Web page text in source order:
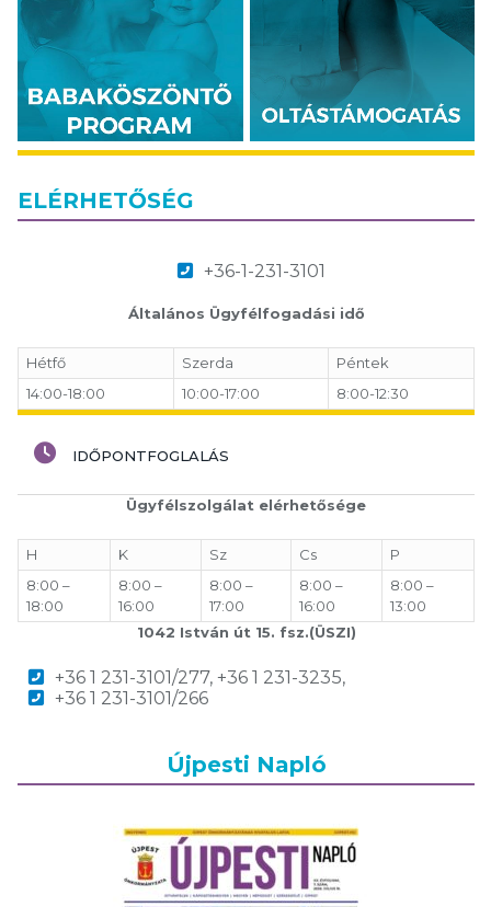
ELÉRHETŐSÉG
+36-1-231-3101
Általános Ügyfélfogadási idő
Hétfő Szerda
Péntek
14:00-18:00
10:00-17:00 8:00-12:30
IDŐPONTFOGLALÁS
Ügyfélszolgálat elérhetősége
H K Sz Cs
P
8:00 –
18:00
8:00 –
16:00
8:00 –
17:00
8:00 –
16:00
8:00 –
13:00
1042 István út 15. fsz.(ÜSZI)
+36 1 231-3101/277, +36 1 231-3235,
+36 1 231-3101/266
Újpesti Napló